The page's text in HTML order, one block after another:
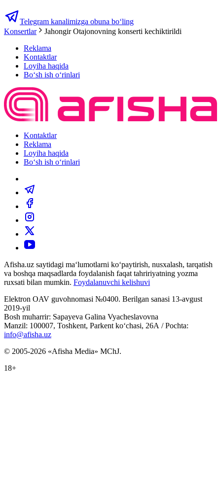
Telegram kanalimizga obuna bo‘ling
Konsertlar
Jahongir Otajonovning konserti kechiktirildi
Reklama
Kontaktlar
Loyiha haqida
Bo‘sh ish o‘rinlari
Kontaktlar
Reklama
Loyiha haqida
Bo‘sh ish o‘rinlari
Afisha.uz saytidagi ma‘lumotlarni ko‘paytirish, nusxalash, tarqatish
va boshqa maqsadlarda foydalanish faqat tahririyatning yozma
ruxsati bilan mumkin. Foydalanuvchi kelishuvi
Elektron OAV guvohnomasi №0400. Berilgan sanasi 13-avgust
2019-yil
Bosh muharrir: Sapayeva Galina Vyacheslavovna
Manzil: 100007, Toshkent, Parkent ko‘chasi, 26А / Pochta:
info@afisha.uz
© 2005-2026 «Afisha Media» MChJ.
18+